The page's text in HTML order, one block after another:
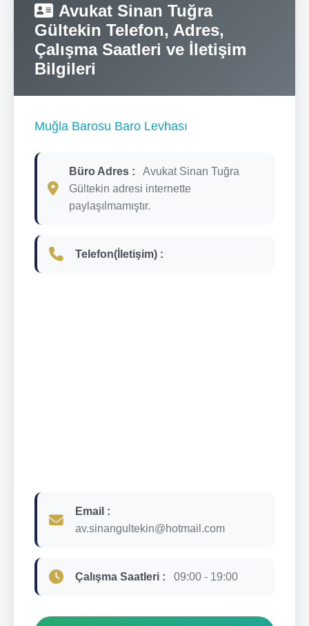
Avukat Sinan Tuğra
Gültekin Telefon, Adres,
Çalışma Saatleri ve İletişim
Bilgileri
Muğla Barosu Baro Levhası
Büro Adres :
Avukat Sinan Tuğra
Gültekin adresi internette
paylaşılmamıştır.
Telefon(İletişim) :
Email :
av.sinangultekin@hotmail.com
Çalışma Saatleri : 09:00 - 19:00